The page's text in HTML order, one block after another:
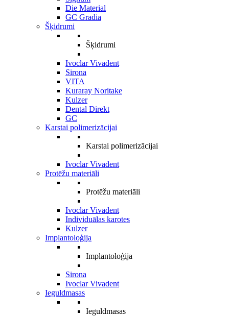
Die Material
GC Gradia
Šķidrumi
Šķidrumi
Ivoclar Vivadent
Sirona
VITA
Kuraray Noritake
Kulzer
Dental Direkt
GC
Karstai polimerizācijai
Karstai polimerizācijai
Ivoclar Vivadent
Protēžu materiāli
Protēžu materiāli
Ivoclar Vivadent
Individuālas karotes
Kulzer
Implantoloģija
Implantoloģija
Sirona
Ivoclar Vivadent
Ieguldmasas
Ieguldmasas